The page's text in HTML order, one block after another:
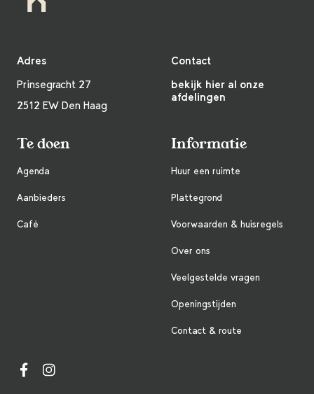
Adres
Prinsegracht 27
2512 EW Den Haag
Contact
bekijk hier al onze
afdelingen
Te doen
Agenda
Aanbieders
Café
Informatie
Huur een ruimte
Plattegrond
Voorwaarden & huisregels
Over ons
Veelgestelde vragen
Openingstijden
Contact & route